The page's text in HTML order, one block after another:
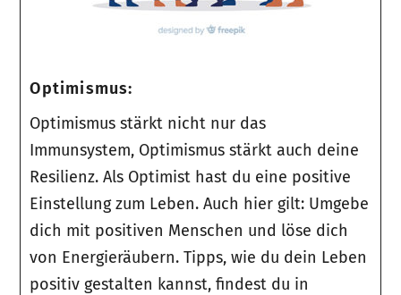
Optimismus:
Optimismus stärkt nicht nur das
Immunsystem, Optimismus stärkt auch deine
Resilienz. Als Optimist hast du eine positive
Einstellung zum Leben. Auch hier gilt: Umgebe
dich mit positiven Menschen und löse dich
von Energieräubern. Tipps, wie du dein Leben
positiv gestalten kannst, findest du in